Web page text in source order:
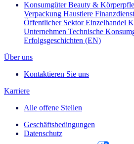
Konsumgüter Beauty &
Verpackung Haustiere
Öffentlicher Sektor Einzelhandel
Unternehmen Technische
Erfolgsgeschichten (EN)
Über uns
Kontaktieren Sie uns
Karriere
Alle offene Stellen
Geschäftsbedingungen
Datenschutz